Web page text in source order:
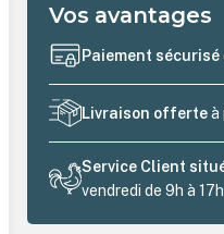
Vos avantages
Paiement sécurisé
Livraison offerteà
Service Client
vendredi de 9h à 17h